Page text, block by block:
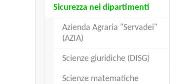
Sicurezza nei dipartimenti
Azienda Agraria "Servadei"
(AZIA)
Scienze giuridiche (DISG)
Scienze matematiche